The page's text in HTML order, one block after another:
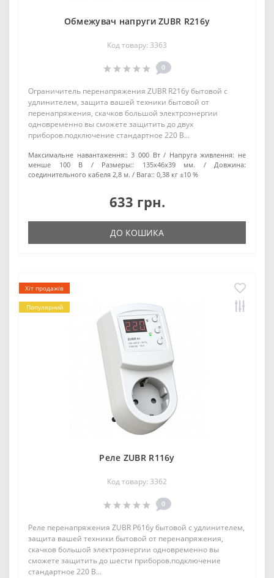
Обмежувач напруги ZUBR R216y
Код товару: 3363
0
Ограничитель перенапряжения ZUBR R216y бытовой с
удлинителем, защита вашей техники бытовой от
перенапряжения, скачков большой электроэнергии
одновременно вы сможете защитить до двух
приборов.подключение стандартное 220 В...
Максимальне навантаження:: 3 000 Вт Напруга живлення: не
менше 100 В
Размеры:: 135х46х39 мм.
Довжина:
соединительного кабеля 2,8 м.
Вага:: 0,38 кг ±10 %
633 грн.
ДО КОШИКА
Хіт продажів
Популярний
Реле ZUBR R116y
Код товару: 3362
0
Реле перенапряжения ZUBR P616y бытовой с удлинителем,
защита вашей техники бытовой от перенапряжения,
скачков большой электроэнергии одновременно вы
сможете защитить до шести приборов.подключение
стандартное 220 В...